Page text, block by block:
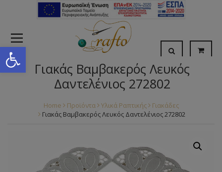
Open toolbar
Γιακάς Βαμβακερός Λευκός
Δαντελένιος 272802
Home Προϊόντα Υλικά Ραπτικής
Γιακάδες
Γιακάς Βαμβακερός Λευκός Δαντελένιος 272802